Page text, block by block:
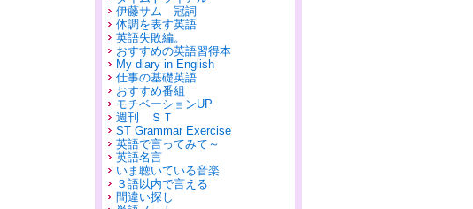
伊藤サム 冠詞
体調を表す英語
英語失敗編。
おすすめの英語習得本
My diary in English
仕事の基礎英語
おすすめ番組
モチベーションUP
週刊 ＳＴ
ST Grammar Exercise
英語で言ってみて～
英語名言
いま聴いている音楽
３語以内で言える
間違い探し